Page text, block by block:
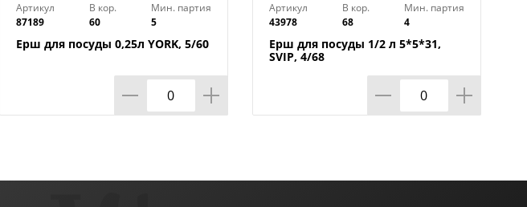
Артикул
87189
В кор.
60
Мин. партия
5
Ерш для посуды 0,25л YORK, 5/60
Артикул
43978
В кор.
68
Мин. партия
4
Ерш для посуды 1/2 л 5*5*31,
SVIP, 4/68